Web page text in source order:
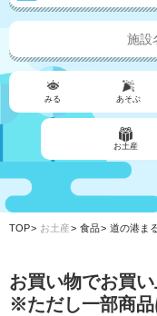
みる あそぶ
お土産
TOP お土産 食品 道の港ま
お買い物でお買
※ただし一部商品